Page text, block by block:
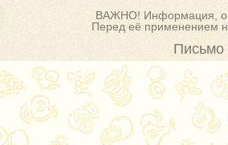
ВАЖНО! Информация,
Перед её применением
Письмо